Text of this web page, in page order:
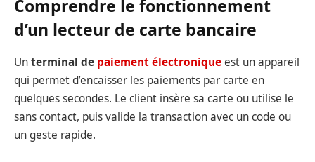
Comprendre le fonctionnement
d’un lecteur de carte bancaire
Unterminal de paiement électroniqueest un appareil
qui permet d’encaisser les paiements par carte en
quelques secondes. Le client insère sa carte ou utilise le
sans contact, puis valide la transaction avec un code ou
un geste rapide.